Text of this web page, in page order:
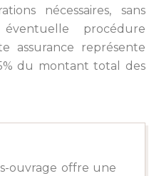
nécessaires, sans
procédure
assurance représente
du montant total des
ouvrage offre une